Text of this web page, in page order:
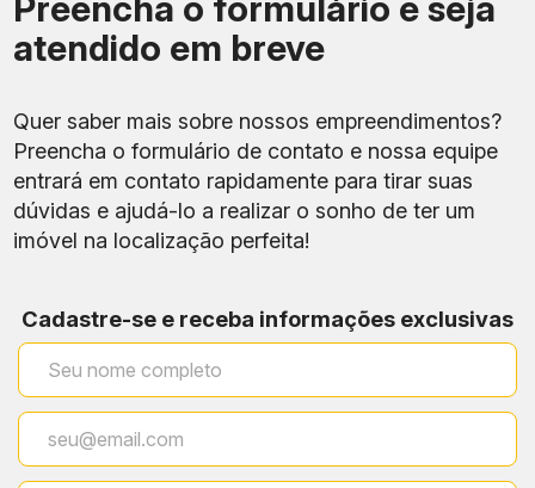
atendido em breve
Quer saber mais sobre nossos empreendimentos?
Preencha o formulário de contato e nossa equipe
entrará em contato rapidamente para tirar suas
dúvidas e ajudá-lo a realizar o sonho de ter um
imóvel na localização perfeita!
Cadastre-se e receba informações exclusivas